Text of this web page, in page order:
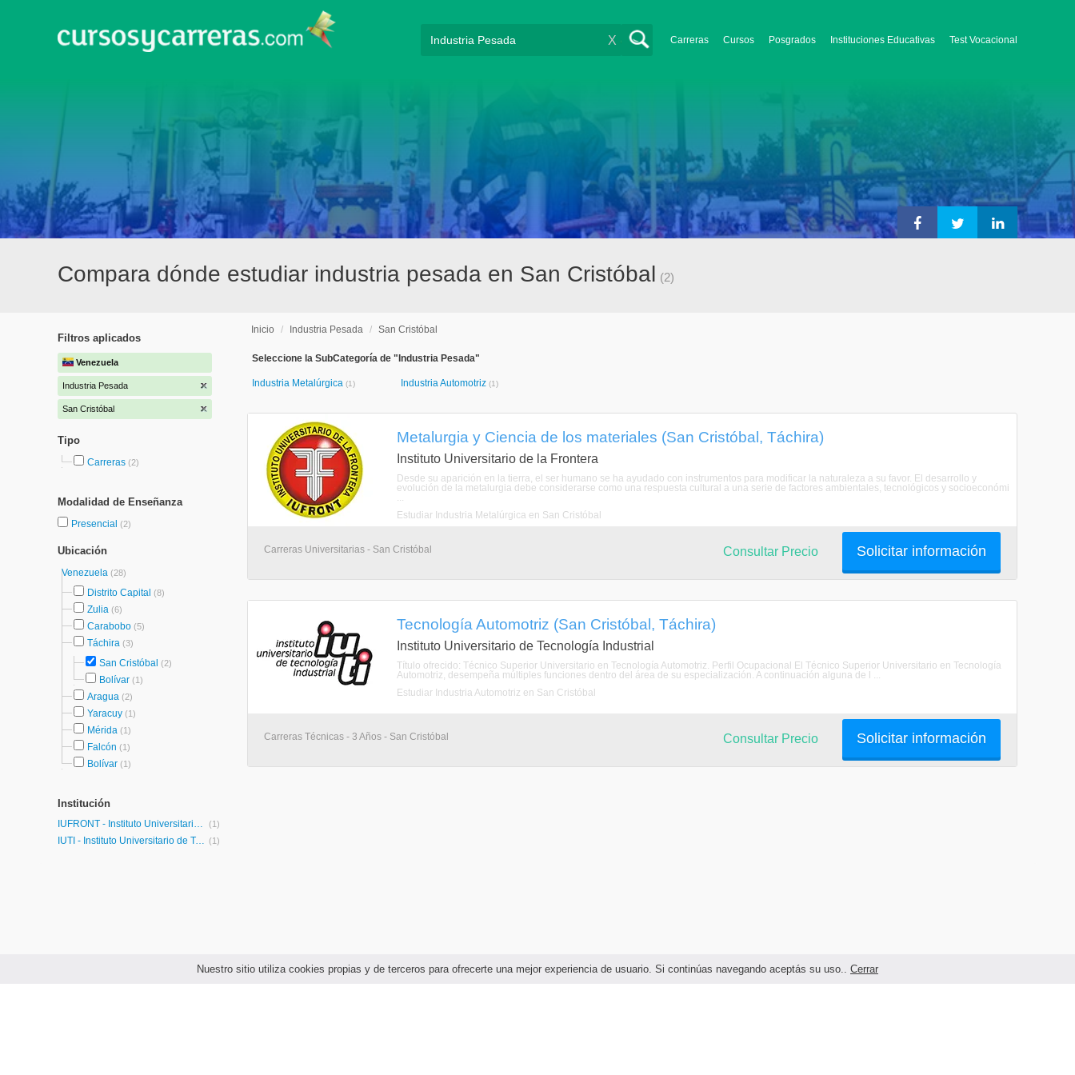
Nuestro sitio utiliza cookies propias y de terceros para ofrecerte una mejor experiencia de usuario. Si continúas navegando aceptás su uso.. Cerrar
Carreras Cursos Posgrados Instituciones Educativas Test Vocacional
X
Compara dónde estudiar industria pesada en San Cristóbal (2)
Filtros aplicados
Venezuela
Industria Pesada
San Cristóbal
Tipo
Carreras (2)
Modalidad de Enseñanza
Presencial (2)
Ubicación
Venezuela (28)
Distrito Capital (8)
Zulia (6)
Carabobo (5)
Táchira (3)
San Cristóbal (2)
Bolívar (1)
Aragua (2)
Yaracuy (1)
Mérida (1)
Falcón (1)
Bolívar (1)
Institución
IUFRONT - Instituto Universitario de la Frontera (1)
IUTI - Instituto Universitario de Tecnología Industrial (1)
Inicio / Industria Pesada / San Cristóbal
Seleccione la SubCategoría de "Industria Pesada"
Industria Metalúrgica (1) Industria Automotriz (1)
Metalurgia y Ciencia de los materiales (San Cristóbal, Táchira)
Instituto Universitario de la Frontera
Desde su aparición en la tierra, el ser humano se ha ayudado con instrumentos para modificar la naturaleza a su favor. El desarrollo y
evolución de la metalurgia debe considerarse como una respuesta cultural a una serie de factores ambientales, tecnológicos y socioeconómi
...
Estudiar Industria Metalúrgica en San Cristóbal
Carreras Universitarias - San Cristóbal Solicitar información
Consultar Precio
Tecnología Automotriz (San Cristóbal, Táchira)
Instituto Universitario de Tecnología Industrial
Título ofrecido: Técnico Superior Universitario en Tecnología Automotriz. Perfil Ocupacional El Técnico Superior Universitario en Tecnología
Automotriz, desempeña múltiples funciones dentro del área de su especialización. A continuación alguna de l ...
Estudiar Industria Automotriz en San Cristóbal
Carreras Técnicas - 3 Años - San Cristóbal Solicitar información
Consultar Precio